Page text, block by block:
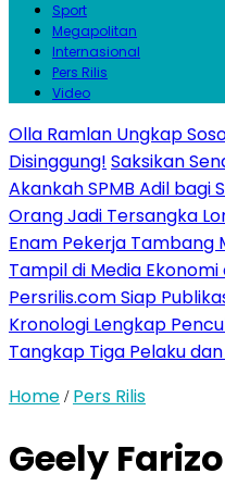
Sport
Megapolitan
Internasional
Pers Rilis
Video
Olla Ramlan Ungkap
Disinggung! Saksikan
Akankah SPMB Adil bagi
Orang Jadi Tersangka
Enam Pekerja Tambang
Tampil di Media Ekonomi
Persrilis.com Siap
Kronologi Lengkap
Tangkap Tiga Pelaku
Home / Pers Rilis
Geely